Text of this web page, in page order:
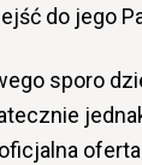
do jego
sporo
oficjalna